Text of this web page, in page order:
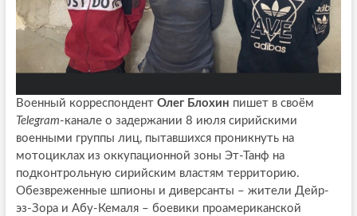
Военный корреспондент Олег Блохин пишет в своём
Telegram-канале о задержании 8 июля сирийскими
военными группы лиц, пытавшихся проникнуть на
мотоциклах из оккупационной зоны Эт-Танф на
подконтрольную сирийским властям территорию.
Обезвреженные шпионы и диверсанты – жители Дейр-
эз-Зора и Абу-Кемаля – боевики проамериканской